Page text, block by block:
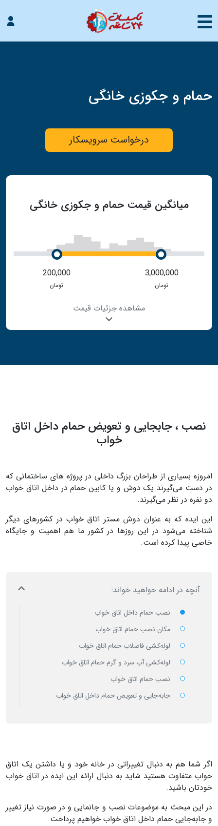
حمام و جکوزی خانگی
درخواست سرویسکار
میانگین قیمت حمام و جکوزی خانگی
3,000,000
تومان
200,000
تومان
مشاهده جزئیات قیمت
نصب ، جابجایی و تعویض حمام داخل اتاق
خواب
امروزه بسیاری از طراحان بزرگ داخلی در پروژه های ساختمانی که
در دست می‌گیرند یک دوش و یا کابین حمام در داخل اتاق خواب
دو نفره در نظر می‌گیرند.
این ایده که به عنوان دوش مستر اتاق خواب در کشورهای دیگر
شناخته می‌شود در این روزها در کشور ما هم اهمیت و جایگاه
خاصی پیدا کرده است.
آنچه در ادامه خواهید خواند:
نصب حمام داخل اتاق خواب
مکان نصب حمام اتاق خواب
لوله‌کشی فاضلاب حمام اتاق خواب
لوله‌کشی آب سرد و گرم حمام اتاق خواب
نصب حمام اتاق خواب
جابه‌جایی و تعویض حمام داخل اتاق خواب
اگر شما هم به دنبال تغییراتی در خانه خود و یا داشتن یک اتاق
خواب متفاوت هستید شاید به دنبال ارائه این ایده در اتاق خواب
خودتان باشید.
در این مبحث به موضوعات نصب و جانمایی و در صورت نیاز تغییر
و جابه‌جایی حمام داخل اتاق خواب خواهیم پرداخت.